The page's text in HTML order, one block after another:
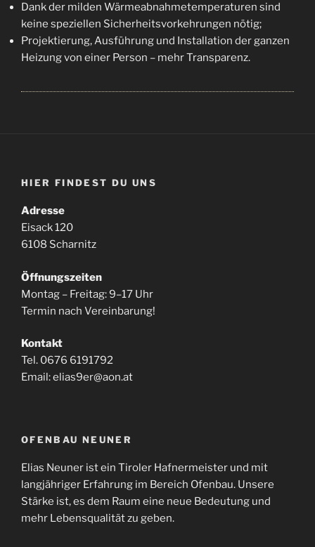
Dank der milden Wärmeabnahmetemperaturen sind
keine speziellen Sicherheitsvorkehrungen nötig;
Projektierung, Ausführung und Installation der ganzen
Heizung von einer Person – mehr Transparenz.
HIER FINDEST DU UNS
Adresse
Eisack 120
6108 Scharnitz
Öffnungszeiten
Montag – Freitag: 9–17 Uhr
Termin nach Vereinbarung!
Kontakt
Tel. 0676 6191792
Email: elias9er@aon.at
OFENBAU NEUNER
Elias Neuner ist ein Tiroler Hafnermeister und mit
langjähriger Erfahrung im Bereich Ofenbau. Unsere
Stärke ist, es dem Raum eine neue Bedeutung und
mehr Lebensqualität zu geben.